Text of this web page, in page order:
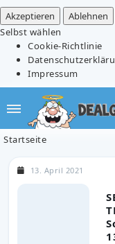
Akzeptieren
Ablehnen
Selbst wählen
Cookie-Richtlinie
Impressum
Startseite
13. April 2021